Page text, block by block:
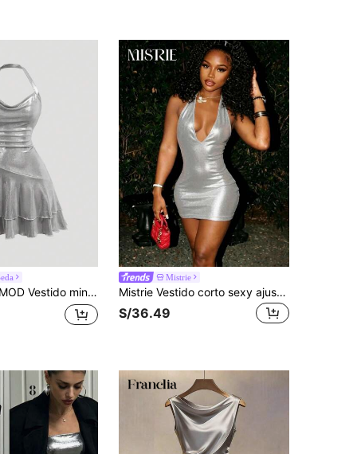
de unicolor con cuello drapeado, para banquetes y fiestas
Mistrie
Mistrie Vestido corto sexy ajustado con escote en V profundo y brillo metálico para mujer
S/36.49